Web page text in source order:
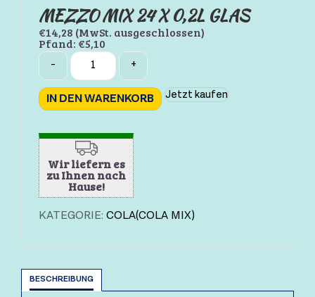
MEZZO MIX 24 X 0,2L GLAS
€14,28 (MwSt. ausgeschlossen)
Pfand:€5,10
Quantity
- +
IN DEN WARENKORB Jetzt kaufen
Wir liefern es
zu Ihnen nach
Hause!
KATEGORIE: COLA(COLA MIX)
BESCHREIBUNG